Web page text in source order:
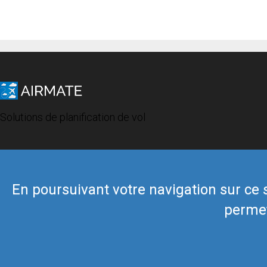
En poursuivant votre navigation sur ce
Solutions de planification de vol